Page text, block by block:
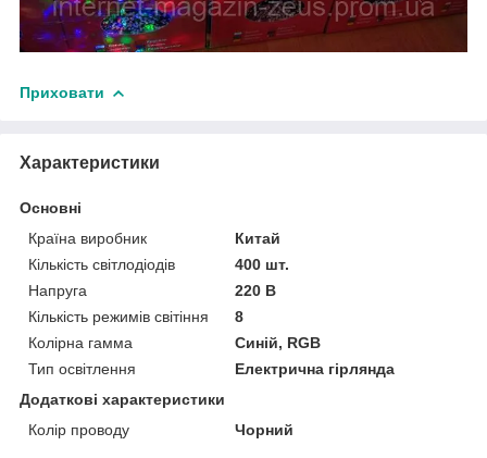
Приховати
Характеристики
Основні
Країна виробник
Китай
Кількість світлодіодів
400 шт.
Напруга
220 В
Кількість режимів світіння
8
Колірна гамма
Синій, RGB
Тип освітлення
Електрична гірлянда
Додаткові характеристики
Колір проводу
Чорний